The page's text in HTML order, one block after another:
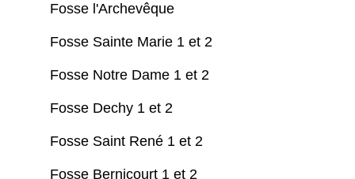
Fosse l'Archevêque
Fosse Sainte Marie 1 et 2
Fosse Notre Dame 1 et 2
Fosse Dechy 1 et 2
Fosse Saint René 1 et 2
Fosse Bernicourt 1 et 2